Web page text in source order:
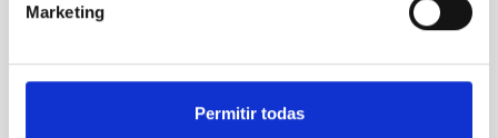
Marketing
Permitir todas